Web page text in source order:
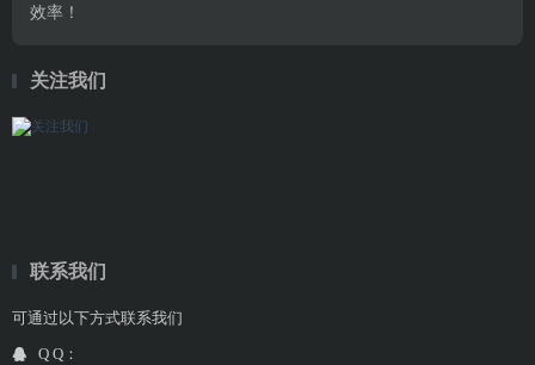
效率！
关注我们
联系我们
可通过以下方式联系我们
Q Q：